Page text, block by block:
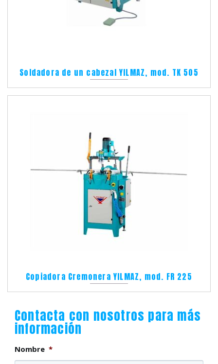
Soldadora de un cabezal YILMAZ, mod. TK 505
Copiadora Cremonera YILMAZ, mod. FR 225
Contacta con nosotros para más
información
Nombre *